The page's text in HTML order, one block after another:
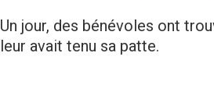
Un jour, des bénévoles ont
leur avait tenu sa patte.